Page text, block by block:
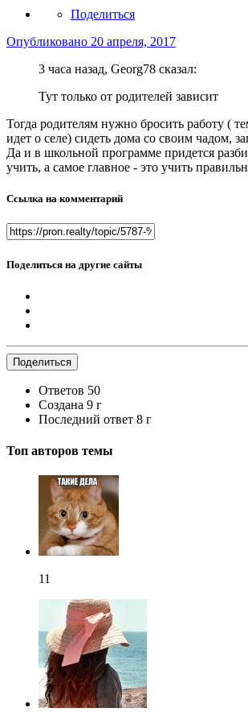
Поделиться
Опубликовано 20 апреля, 2017
3 часа назад, Georg78 сказал:
Тут только от родителей зависит
Тогда родителям нужно бросить работу (
идет о селе) сидеть дома со своим чадом,
Да и в школьной программе придется
учить, а самое главное - это учить
Ссылка на комментарий
Поделиться на другие сайты
Поделиться
Ответов 50
Создана 9 г
Последний ответ 8 г
Топ авторов темы
11